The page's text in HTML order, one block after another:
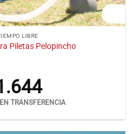
LIBRE
Piletas Pelopincho
TRANSFERENCIA